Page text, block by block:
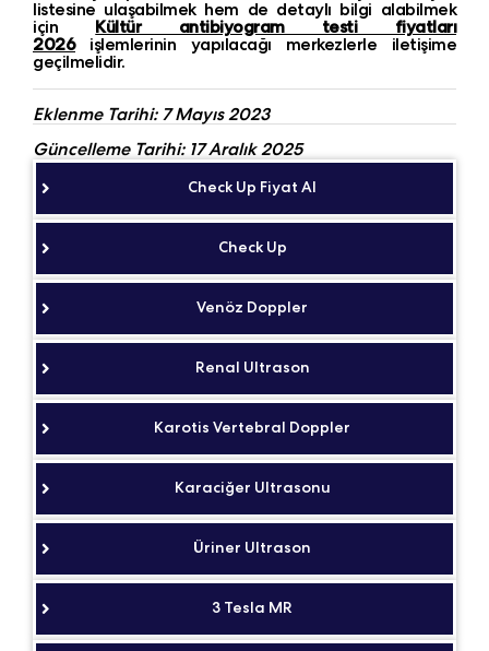
listesine ulaşabilmek hem de detaylı bilgi alabilmek
için Kültür antibiyogram testi fiyatları
2026işlemlerinin yapılacağı merkezlerle iletişime
geçilmelidir.
Eklenme Tarihi: 7 Mayıs 2023
Güncelleme Tarihi: 17 Aralık 2025
Check Up Fiyat Al
Check Up
Venöz Doppler
Renal Ultrason
Karotis Vertebral Doppler
Karaciğer Ultrasonu
Üriner Ultrason
3 Tesla MR